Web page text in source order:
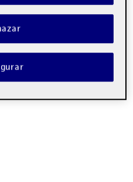
medios especulativa traza
pintura mural vesubiana y
a diario en nuestros
Reto 2 …